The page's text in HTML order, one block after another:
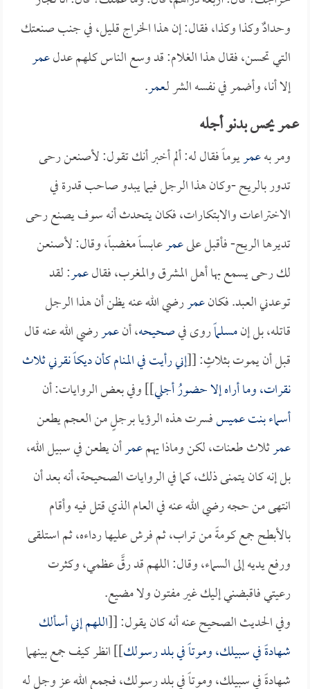
وحدادٌ وكذا وكذا، فقال: إن هذا الخراج قليل، في جنب صنعتك
التي تحسن، فقال هذا الغلام: قد وسع الناس كلهم عدلعمر
إلا أنا، وأضمر في نفسه الشر لـعمر.
عمر يحس بدنو أجله
ومر بهعمريوماً فقال له: ألم أخبر أنك تقول: لأصنعن رحى
تدور بالريح -وكان هذا الرجل فيما يبدو صاحب قدرة في
الاختراعات والابتكارات، فكان يتحدث أنه سوف يصنع رحى
تديرها الريح- فأقبل علىعمرعابساً مغضباً، وقال: لأصنعن
لك رحى يسمع بها أهل المشرق والمغرب، فقالعمر: لقد
توعدني العبد. فكانعمررضي الله عنه يظن أن هذا الرجل
قاتله، بل إنمسلماًروى فيصحيحه، أنعمررضي الله عنه قال
قبل أن يموت بثلاثٍ: [[إني رأيت في المنام كأن ديكاً نقرني ثلاث
نقرات، وما أراه إلا حضورُ أجلي]] وفي بعض الروايات: أن
أسماء بنت عميسفسرت هذه الرؤيا برجلٍ من العجم يطعن
عمرثلاث طعنات، لكن وماذا يهمعمرأن يطعن في سبيل الله،
بل إنه كان يتمنى ذلك، كما في الروايات الصحيحة، أنه بعد أن
انتهى من حجه رضي الله عنه في العام الذي قتل فيه وأقام
بالأبطح جمع كومةً من تراب، ثم فرش عليها رداءه، ثم استلقى
ورفع يديه إلى السماء، وقال: اللهم قد رقَّ عظمي، وكثرت
رعيتي فاقبضني إليك غير مفتون ولا مضيع.
وفي الحديث الصحيح عنه أنه كان يقول: [[اللهم إني أسألك
شهادةً في سبيلك، وموتاً في بلد رسولك]] انظر كيف جمع بينهما
شهادةً في سبيلك، وموتاً في بلد رسولك، فجمع الله عز وجل له